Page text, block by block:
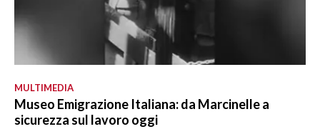
MULTIMEDIA
Museo Emigrazione Italiana: da Marcinelle a
sicurezza sul lavoro oggi